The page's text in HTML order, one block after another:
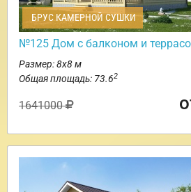
БРУС КАМЕРНОЙ СУШКИ
№125 Дом с балконом и
Размер: 8х8 м
Общая площадь: 73.62
1641000